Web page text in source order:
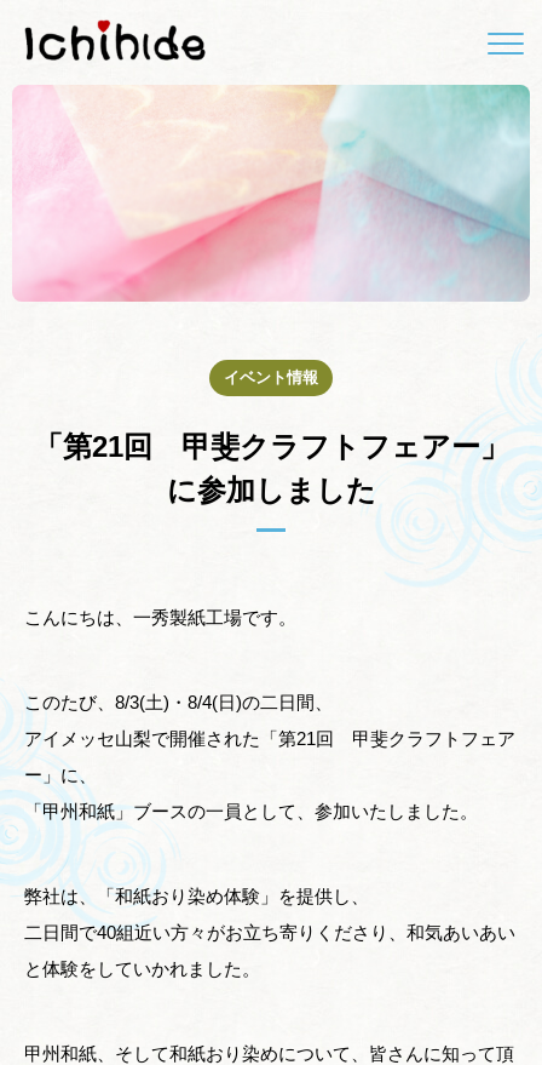
イベント情報
「第21回 甲斐クラフトフェアー」
に参加しました
こんにちは、一秀製紙工場です。
このたび、8/3(土)・8/4(日)の二日間、
アイメッセ山梨で開催された「第21回 甲斐クラフトフェア
ー」に、
「甲州和紙」ブースの一員として、参加いたしました。
弊社は、「和紙おり染め体験」を提供し、
二日間で40組近い方々がお立ち寄りくださり、和気あいあい
と体験をしていかれました。
甲州和紙、そして和紙おり染めについて、皆さんに知って頂